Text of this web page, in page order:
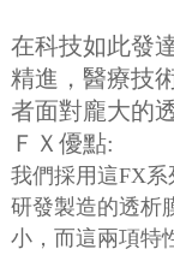
在科技如此發
精進，醫療技
者面對龐大的
ＦＸ優點:
我們採用這FX
研發製造的透析
小，而這兩項特